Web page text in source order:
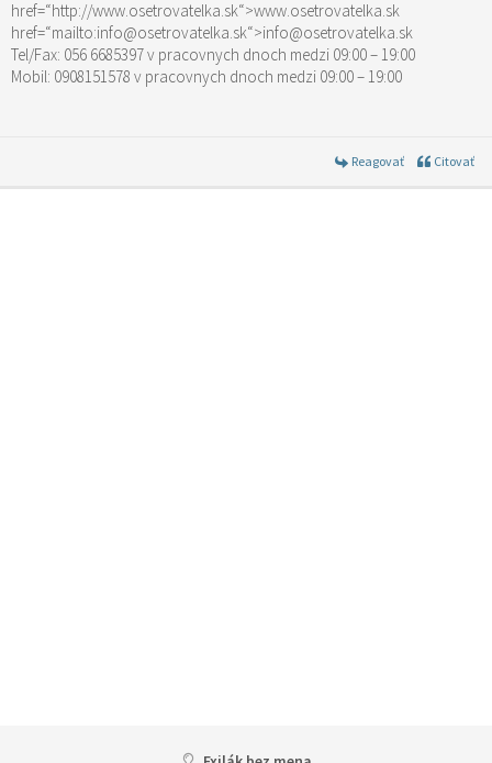
href=“http://www.osetrovatelka.sk“>www.osetrovatelka.sk
href=“mailto:info@osetrovatelka.sk“>info@osetrovatelka.sk
Tel/Fax: 056 6685397 v pracovnych dnoch medzi 09:00 – 19:00
Mobil: 0908151578 v pracovnych dnoch medzi 09:00 – 19:00
Reagovať Citovať